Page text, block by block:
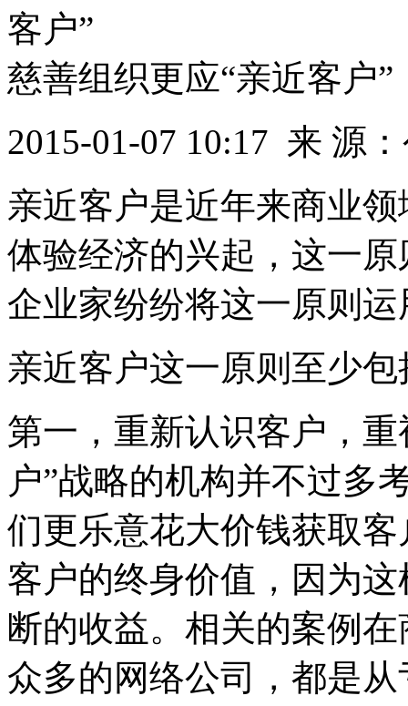
客户”
慈善组织更应“亲近客户”
2015-01-07 10:17 来 源
亲近客户是近年来商业
体验经济的兴起，这一
企业家纷纷将这一原则
亲近客户这一原则至少
第一，重新认识客户，
户”战略的机构并不过多
们更乐意花大价钱获取
客户的终身价值，因为
断的收益。相关的案例
众多的网络公司，都是